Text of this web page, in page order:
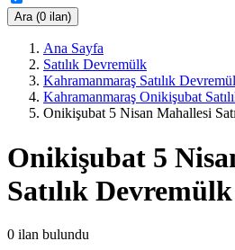
Ara (0 ilan)
Ana Sayfa
Satılık Devremülk
Kahramanmaraş Satılık
Kahramanmaraş Onikişubat
Onikişubat 5 Nisan Mahallesi
Onikişubat 5
Satılık Devremülk
0 ilan bulundu